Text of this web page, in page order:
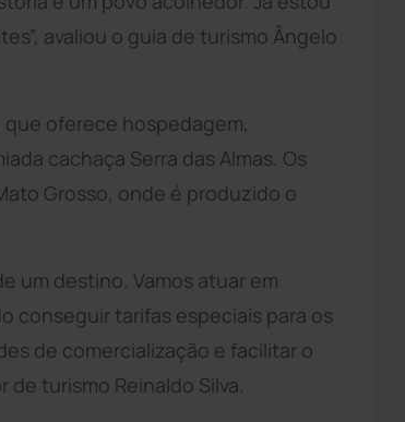
avaliou o guia de turismo Ângelo
que oferece hospedagem,
cachaça Serra das Almas. Os
Grosso, onde é produzido o
um destino. Vamos atuar em
conseguir tarifas especiais para os
de comercialização e facilitar o
de turismo Reinaldo Silva.